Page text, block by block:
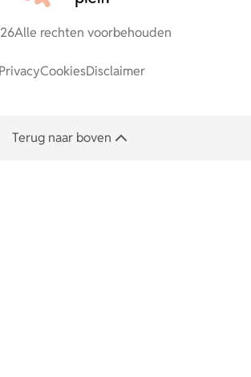
Alle rechten voorbehouden
PrivacyCookiesDisclaimer
Terug naar boven